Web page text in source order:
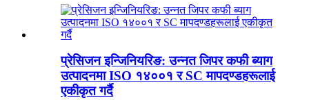
प्रेसिजन इन्जिनियरिङ: उन्नत जिपर कफी ब्याग
उत्पादनमा ISO १४००१ र SC मापदण्डहरूलाई
एकीकृत गर्दै